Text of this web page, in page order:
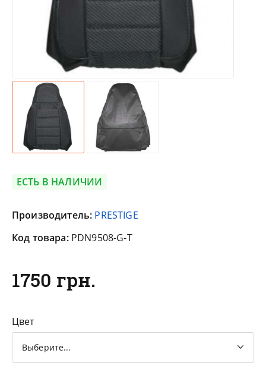
ЕСТЬ В НАЛИЧИИ
Производитель: PRESTIGE
Код товара: PDN9508-G-T
1750 грн.
Цвет
Выберите...